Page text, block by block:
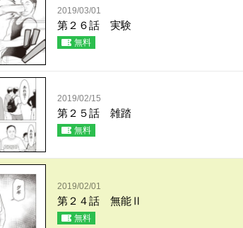
2019/03/01
第２６話 実験
無料
2019/02/15
第２５話 雑踏
無料
2019/02/01
第２４話 無能Ⅱ
無料